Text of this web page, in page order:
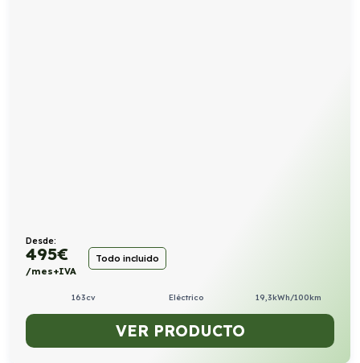
Desde:
495€
/mes+IVA
Todo incluido
163cv Eléctrico 19,3kWh/100km
VER PRODUCTO